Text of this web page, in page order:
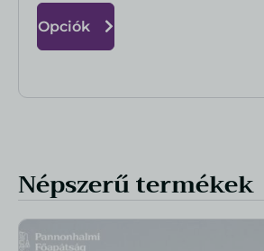
Opciók
Népszerű termékek